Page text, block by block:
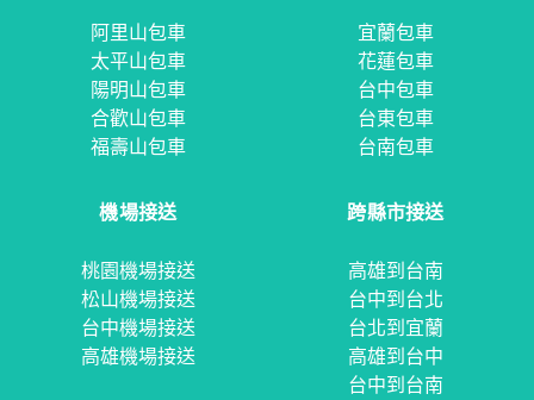
阿里山包車
太平山包車
陽明山包車
合歡山包車
福壽山包車
宜蘭包車
花蓮包車
台中包車
台東包車
台南包車
機場接送
桃園機場接送
松山機場接送
台中機場接送
高雄機場接送
跨縣市接送
高雄到台南
台中到台北
台北到宜蘭
高雄到台中
台中到台南